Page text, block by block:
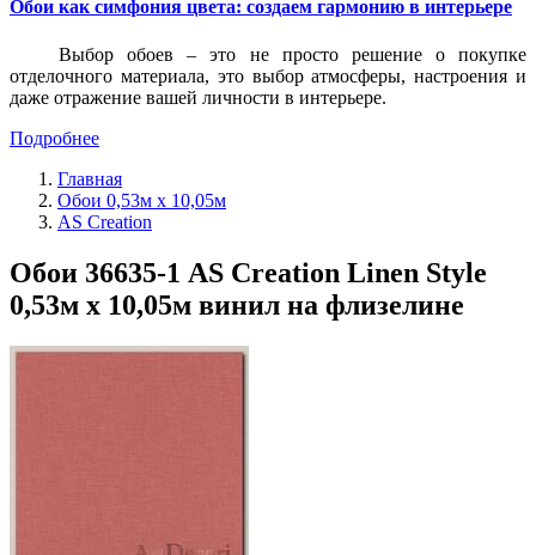
Обои как симфония цвета: создаем гармонию в интерьере
Выбор обоев – это не просто решение о покупке
отделочного материала, это выбор атмосферы, настроения и
даже отражение вашей личности в интерьере.
Подробнее
Главная
Обои 0,53м x 10,05м
AS Creation
Обои 36635-1 AS Creation Linen Style
0,53м x 10,05м винил на флизелине